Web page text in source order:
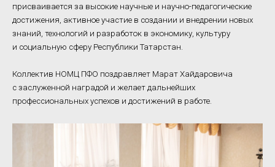
присваивается за высокие научные и научно-педагогические
достижения, активное участие в создании и внедрении новых
знаний, технологий и разработок в экономику, культуру
и социальную сферу Республики Татарстан.
Коллектив НОМЦ ПФО поздравляет Марат Хайдаровича
с заслуженной наградой и желает дальнейших
профессиональных успехов и достижений в работе.